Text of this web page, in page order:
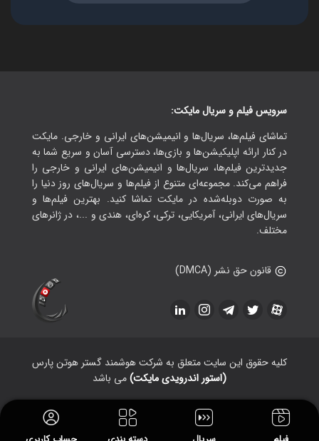
سرویس فیلم و سریال مایکت:
تماشای فیلم‌ها، سریال‌ها و انیمیشن‌های ایرانی و خارجی. مایکت
در کنار ارائه اپلیکیشن‌ها و بازی‌ها، دسترسی آسان و سریع شما به
جدیدترین فیلم‌ها، سریال‌ها و انیمیشن‌های ایرانی و خارجی را
فراهم می‌کند. مجموعه‌ای متنوع از فیلم‌ها و سریال‌های روز دنیا را
به صورت دوبله‌شده در مایکت تماشا کنید. بهترین فیلم‌ها و
سریال‌های ایرانی، آمریکایی، ترکی، کره‌ای، هندی و ...، در ژانرهای
مختلف.
قانون حق نشر (DMCA)
کلیه حقوق این سایت متعلق به شرکت هوشمند گستر هوتن پارس
(استور اندرویدی مایکت)می باشد